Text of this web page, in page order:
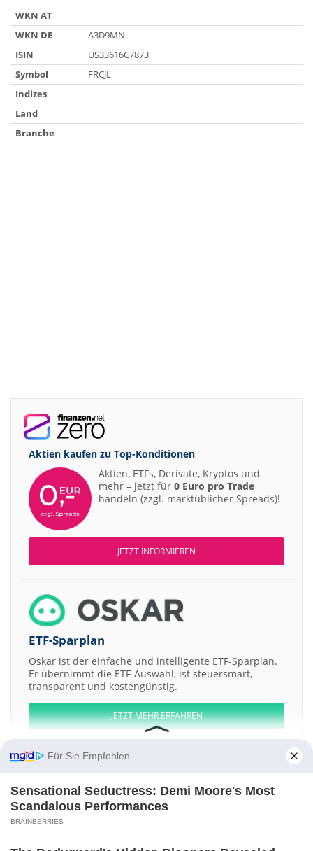
WKN AT
WKN DE
A3D9MN
ISIN
US33616C7873
Symbol
FRCJL
Indizes
Land
Branche
Aktien kaufen zu Top-Konditionen
Aktien, ETFs, Derivate, Kryptos und
mehr – jetzt für 0 Euro pro Trade
handeln (zzgl. marktüblicher Spreads)!
JETZT INFORMIEREN
ETF-Sparplan
Oskar ist der einfache und intelligente ETF-Sparplan.
Er übernimmt die ETF-Auswahl, ist steuersmart,
transparent und kostengünstig.
JETZT MEHR ERFAHREN
Aktien ATX DAX EuroStoxx 50 Dow Jones NASDAQ 100 Nikkei 225
S&P 500
Für Sie Empfohlen
Sensational Seductress: Demi Moore's Most
Scandalous Performances
BRAINBERRIES